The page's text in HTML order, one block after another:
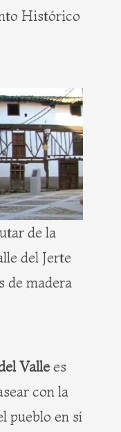
Histórico
de la
del Jerte
de madera
Vallees
con la
pueblo en sí